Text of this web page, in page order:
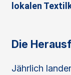
lokalen
Die
Jährlich